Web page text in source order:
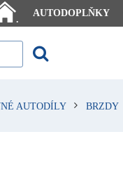
.
AUTODOPLŇKY
AUTODÍLY BRZDY